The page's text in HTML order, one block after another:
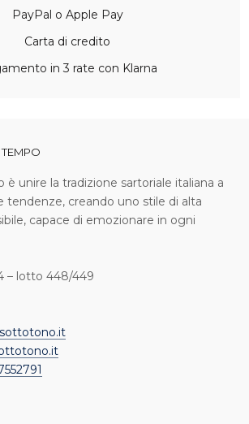
PayPal o Apple Pay
Carta di credito
in 3 rate con Klarna
è unire la tradizione sartoriale italiana a
tendenze, creando uno stile di alta
capace di emozionare in ogni
– lotto 448/449